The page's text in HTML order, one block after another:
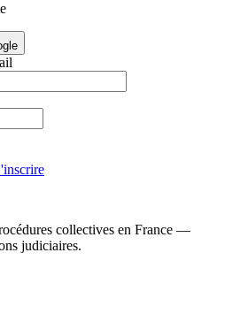
collectives en France —
judiciaires.